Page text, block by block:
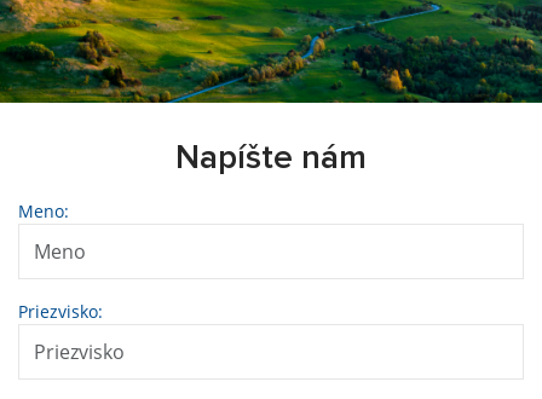
Napíšte nám
Meno:
Priezvisko: